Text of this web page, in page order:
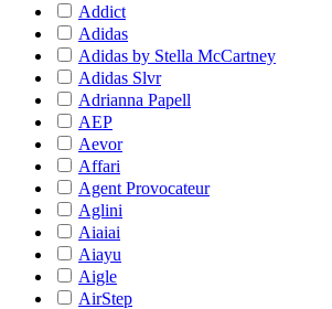
Addict
Adidas
Adidas by Stella McCartney
Adidas Slvr
Adrianna Papell
AEP
Aevor
Affari
Agent Provocateur
Aglini
Aiaiai
Aiayu
Aigle
AirStep